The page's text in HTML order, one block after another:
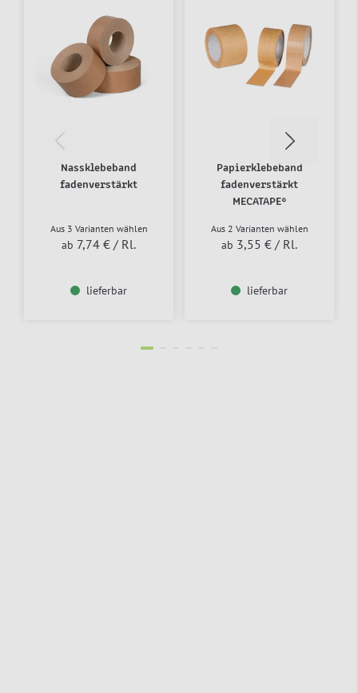
Nassklebeband
fadenverstärkt
Aus 3 Varianten wählen
ab 7,74 € / Rl.
lieferbar
Papierklebeband
fadenverstärkt
MECATAPE®
Aus 2 Varianten wählen
ab 3,55 € / Rl.
lieferbar